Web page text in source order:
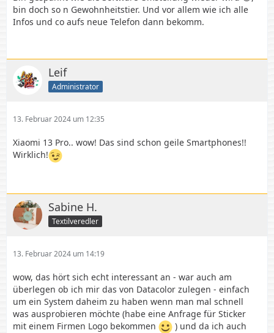
bin doch so n Gewohnheitstier. Und vor allem wie ich alle
Infos und co aufs neue Telefon dann bekomm.
Leif
Administrator
13. Februar 2024 um 12:35
Xiaomi 13 Pro.. wow! Das sind schon geile Smartphones!!
Wirklich!
Sabine H.
Textilveredler
13. Februar 2024 um 14:19
wow, das hört sich echt interessant an - war auch am
überlegen ob ich mir das von Datacolor zulegen - einfach
um ein System daheim zu haben wenn man mal schnell
was ausprobieren möchte (habe eine Anfrage für Sticker
mit einem Firmen Logo bekommen
) und da ich auch